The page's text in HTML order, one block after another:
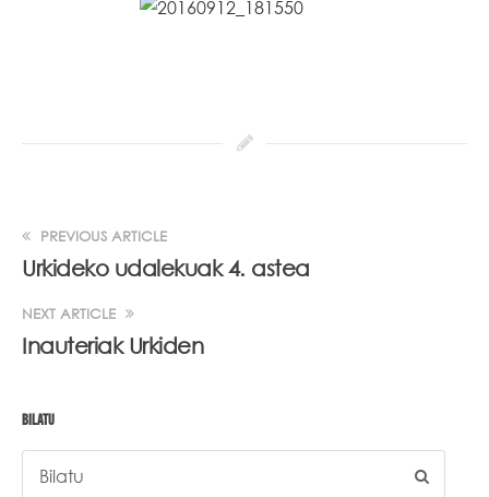
PREVIOUS ARTICLE
Urkideko udalekuak 4. astea
NEXT ARTICLE
Inauteriak Urkiden
BILATU